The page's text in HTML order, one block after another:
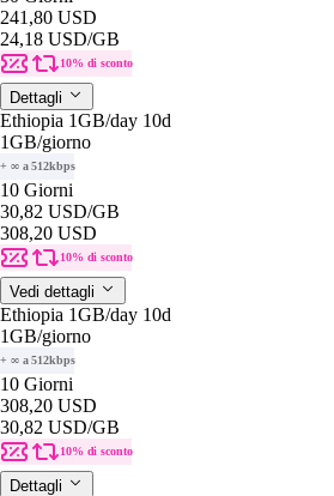
241,80 USD
24,18 USD/GB
10% di sconto
Dettagli
Ethiopia 1GB/day 10d
1GB/giorno
+ ∞ a 512kbps
10 Giorni
30,82 USD/GB
308,20 USD
10% di sconto
Vedi dettagli
Ethiopia 1GB/day 10d
1GB/giorno
+ ∞ a 512kbps
10 Giorni
308,20 USD
30,82 USD/GB
10% di sconto
Dettagli